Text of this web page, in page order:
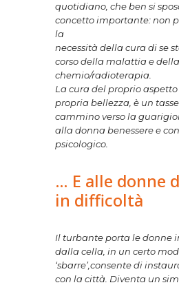
quotidiano, che ben si
concetto importante: non
la
necessità della cura di se
corso della malattia e della
chemio/radioterapia.
La cura del proprio
propria bellezza, è un
cammino verso la
alla donna benessere e
psicologico.
… E alle donne
in difficoltà
Il turbante porta le donne
dalla cella, in un certo
‘sbarre’,consente di
con la città. Diventa un